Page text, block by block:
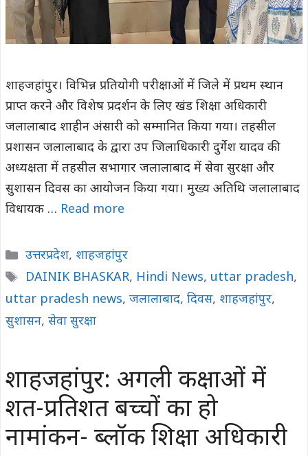
शाहजहांपुर। विभिन्न प्रतियोगी परीक्षाओं में जिले में प्रथम स्थान
प्राप्त करने और विशेष प्रदर्शन के लिए खंड शिक्षा अधिकारी
जलालाबाद शाहीन अंसारी को सम्मानित किया गया। तहसील
प्रशासन जलालाबाद के द्वारा उप जिलाधिकारी दुर्गेश यादव की
अध्यक्षता में तहसील सभागार जलालाबाद में सेवा सुरक्षा और
सुशासन दिवस का आयोजन किया गया। मुख्य अतिथि जलालाबाद
विधायक … Read more
Categories
उत्तरप्रदेश, शाहजहांपुर
Tags
DAINIK BHASKAR, Hindi News, uttar pradesh,
uttar pradesh news, जलालाबाद, दिवस, शाहजहांपुर,
सुशासन, सेवा सुरक्षा
शाहजहांपुर: अगली कक्षाओं में
शत-प्रतिशत बच्चों का हो
नामांकन- ब्लॉक शिक्षा अधिकारी